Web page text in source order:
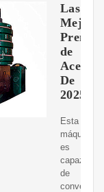
Las
Prensas
de
Aceite
De
2025
Esta
máquina
es
capaz
de
convertir